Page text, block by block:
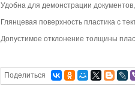
Удобна для демонстрации
Глянцевая поверхность пластика с
Допустимое отклонение толщины
Поделиться